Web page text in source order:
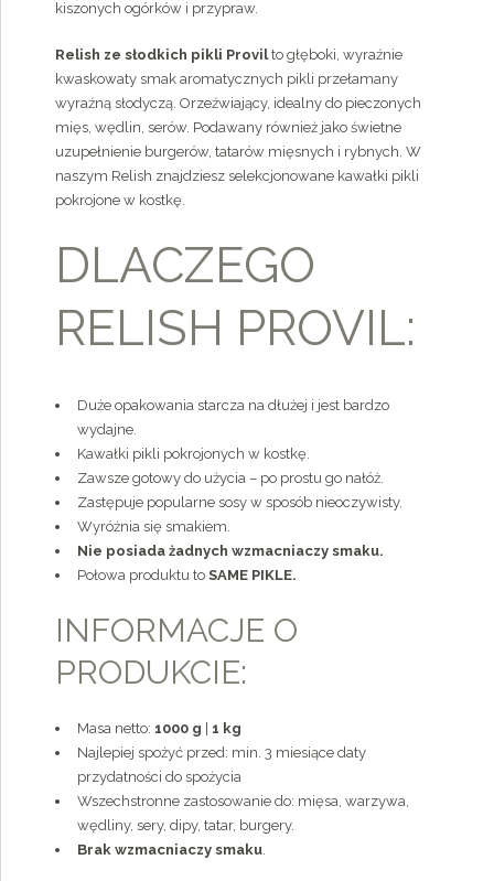
kiszonych ogórków i przypraw.
Relish ze słodkich pikli Provilto głęboki, wyraźnie
kwaskowaty smak aromatycznych pikli przełamany
wyraźną słodyczą. Orzeźwiający, idealny do pieczonych
mięs, wędlin, serów. Podawany również jako świetne
uzupełnienie burgerów, tatarów mięsnych i rybnych. W
naszym Relish znajdziesz selekcjonowane kawałki pikli
pokrojone w kostkę.
DLACZEGO
RELISH PROVIL:
Duże opakowania starcza na dłużej i jest bardzo
wydajne.
Kawałki pikli pokrojonych w kostkę.
Zawsze gotowy do użycia – po prostu go nałóż.
Zastępuje popularne sosy w sposób nieoczywisty.
Wyróżnia się smakiem.
Nie posiada żadnych wzmacniaczy smaku.
Połowa produktu to SAME PIKLE.
INFORMACJE O
PRODUKCIE:
Masa netto: 1000 g
1 kg
Najlepiej spożyć przed: min. 3 miesiące daty
przydatności do spożycia
Wszechstronne zastosowanie do: mięsa, warzywa,
wędliny, sery, dipy, tatar, burgery.
Brak wzmacniaczy smaku.